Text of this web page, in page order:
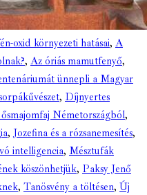
oxid környezeti hatásai, A
, Az óriás mamutfenyő,
ünnepli a Magyar
, Díjnyertes
Németországból,
, Jozefina és a rózsanemesítés,
intelligencia, Mésztufák
köszönhetjük, Paksy Jenő
, Tanösvény a töltésen, Új